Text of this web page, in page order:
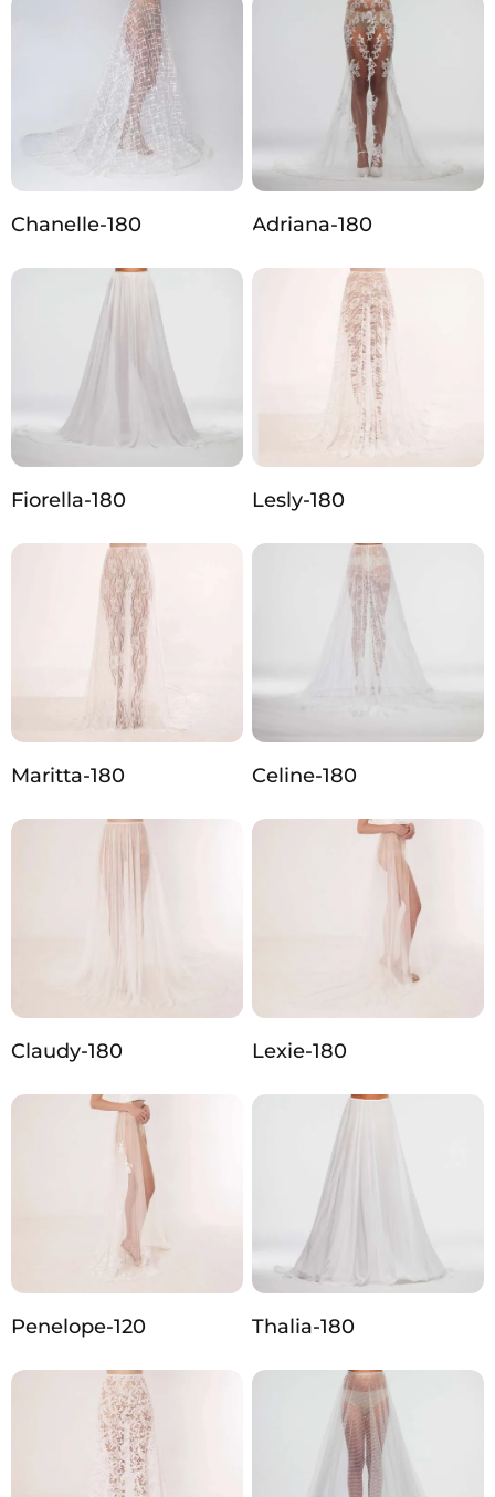
Chanelle-180 Adriana-180
Fiorella-180 Lesly-180
Maritta-180 Celine-180
Claudy-180 Lexie-180
Penelope-120 Thalia-180